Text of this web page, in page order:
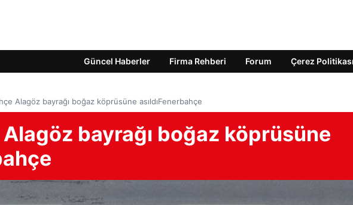
Güncel Haberler Firma Rehberi Forum Çerez Politikası
Alagöz bayrağı boğaz köprüsüne asıldıFenerbahçe
bayrağı boğaz köprüsüne